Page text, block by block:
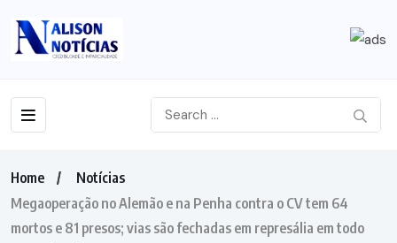
Home
Notícias
Megaoperação no Alemão e na Penha contra o CV tem 64
mortos e 81 presos; vias são fechadas em represália em todo